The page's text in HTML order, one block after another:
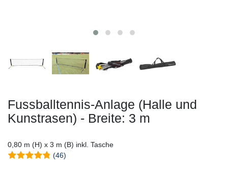
Fussballtennis-Anlage (Halle und
Kunstrasen) - Breite: 3 m
0,80 m (H) x 3 m (B) inkl. Tasche
(46)